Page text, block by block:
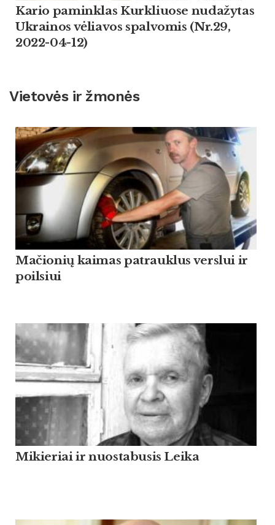
Kario paminklas Kurkliuose nudažytas
Ukrainos vėliavos spalvomis (Nr.29,
2022-04-12)
Vietovės ir žmonės
Mačionių kaimas patrauklus verslui ir
poilsiui
Mikieriai ir nuostabusis Leika